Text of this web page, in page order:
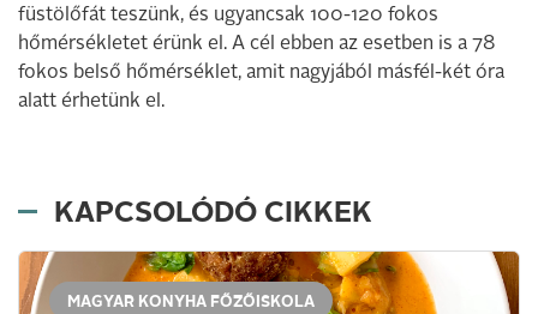
füstölőfát teszünk, és ugyancsak 100-120 fokos
hőmérsékletet érünk el. A cél ebben az esetben is a 78
fokos belső hőmérséklet, amit nagyjából másfél-két óra
alatt érhetünk el.
KAPCSOLÓDÓ CIKKEK
MAGYAR KONYHA FŐZŐISKOLA